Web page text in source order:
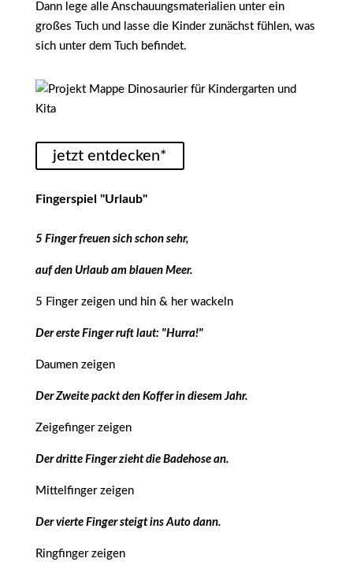
Dann lege alle Anschauungsmaterialien unter ein
großes Tuch und lasse die Kinder zunächst fühlen, was
sich unter dem Tuch befindet.
jetzt entdecken*
Fingerspiel "Urlaub"
5 Finger freuen sich schon sehr,
auf den Urlaub am blauen Meer.
5 Finger zeigen und hin & her wackeln
Der erste Finger ruft laut: "Hurra!"
Daumen zeigen
Der Zweite packt den Koffer in diesem Jahr.
Zeigefinger zeigen
Der dritte Finger zieht die Badehose an.
Mittelfinger zeigen
Der vierte Finger steigt ins Auto dann.
Ringfinger zeigen